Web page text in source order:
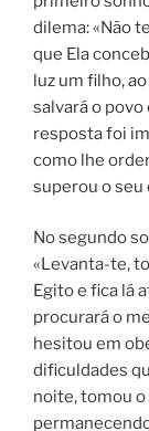
dilema: «Não
que Ela
luz um filho,
salvará o povo
resposta foi
como lhe
superou o seu
No segundo
«Levanta-te,
Egito e fica lá
procurará o
hesitou em
dificuldades
noite, tomou o